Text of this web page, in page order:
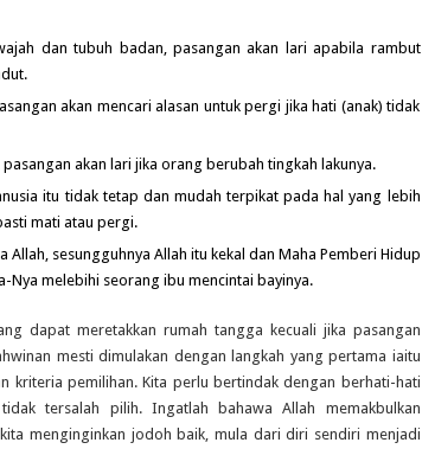
dan tubuh badan, pasangan akan lari apabila rambut
akan mencari alasan untuk pergi jika hati (anak) tidak
akan lari jika orang berubah tingkah lakunya.
itu tidak tetap dan mudah terpikat pada hal yang lebih
mati atau pergi.
Allah, sesungguhnya Allah itu kekal dan Maha Pemberi Hidup
Nya melebihi seorang ibu mencintai bayinya.
dapat meretakkan rumah tangga kecuali jika pasangan
mesti dimulakan dengan langkah yang pertama iaitu
kriteria pemilihan. Kita perlu bertindak dengan berhati-hati
tersalah pilih. Ingatlah bahawa Allah memakbulkan
kita menginginkan jodoh baik, mula dari diri sendiri menjadi